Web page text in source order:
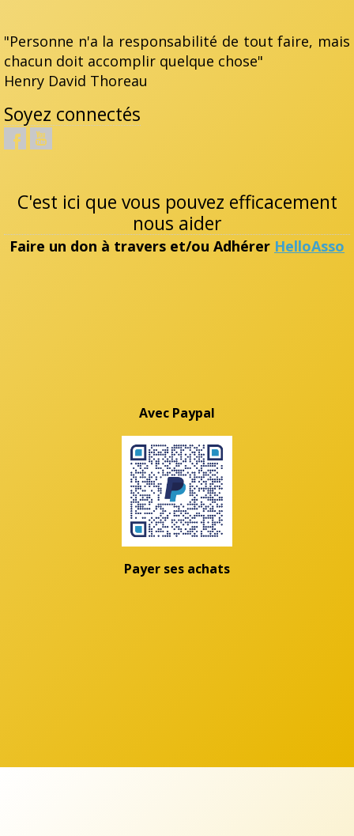
"Personne n'a la responsabilité de tout faire, mais
chacun doit accomplir quelque chose"
Henry David Thoreau
Soyez connectés
C'est ici que vous pouvez efficacement
nous aider
Faire un don à travers et/ou Adhérer HelloAsso
Avec Paypal
Payer ses achats